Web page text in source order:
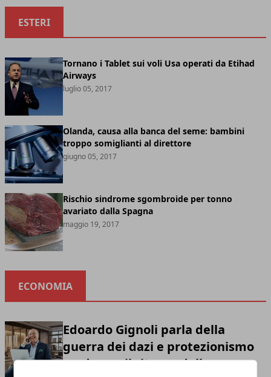
ESTERI
Tornano i Tablet sui voli Usa operati da Etihad
Airways
luglio 05, 2017
Olanda, causa alla banca del seme: bambini
troppo somiglianti al direttore
giugno 05, 2017
Rischio sindrome sgombroide per tonno
avariato dalla Spagna
maggio 19, 2017
ECONOMIA
Edoardo Gignoli parla della
guerra dei dazi e protezionismo
moderno: il ritorno della